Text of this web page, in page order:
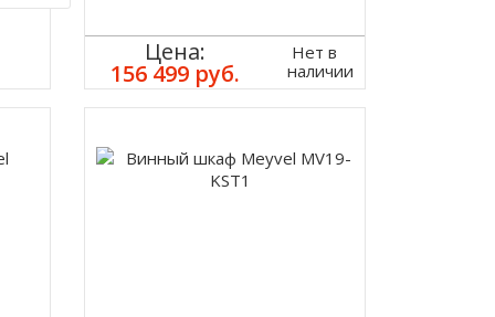
Цена:
156 499 руб.
Нет в
наличии